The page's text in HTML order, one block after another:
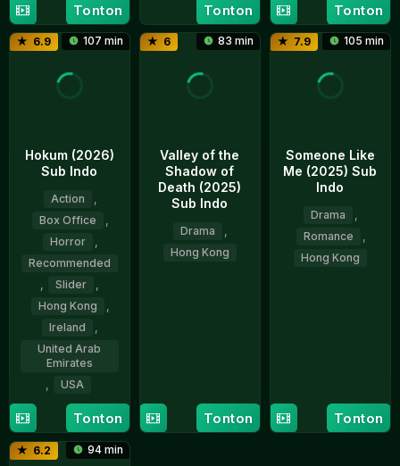
Tonton Tonton
10
Jun
2026
Kenji
Tanigaki
Tonton
6.9 107 min
Hokum (2026)
Sub Indo
Action
,
Box Office
,
Horror
,
Recommended
,
Slider
,
Hong Kong
,
Ireland
,
United Arab
Emirates
,
USA
29
Apr
2026
Damian
McCarthy
Tonton
6 83 min
Valley of the
Shadow of
Death (2025)
Sub Indo
Drama
,
Hong Kong
Tonton
7.9 105 min
Someone Like
Me (2025) Sub
Indo
Drama
,
Romance
,
Hong Kong
Tonton
6.2 94 min